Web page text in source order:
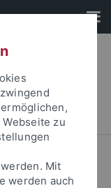
(ZITh)
zu
Mit
werden auch